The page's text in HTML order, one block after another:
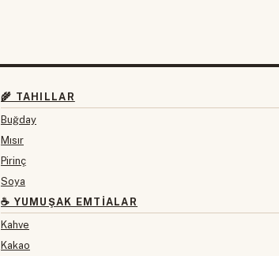
🌾 TAHILLAR
Buğday
Mısır
Pirinç
Soya
☕ YUMUŞAK EMTIALAR
Kahve
Kakao